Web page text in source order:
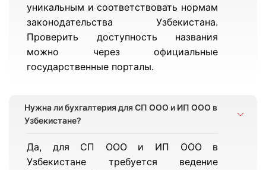
уникальным и соответствовать нормам
законодательства Узбекистана.
Проверить доступность названия
можно через официальные
государственные порталы.
Нужна ли бухгалтерия для СП ООО и ИП ООО в
Узбекистане?
Да, для СП ООО и ИП ООО в
Узбекистане требуется ведение